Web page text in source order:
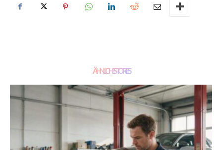
ÄHNLICHE STORIES